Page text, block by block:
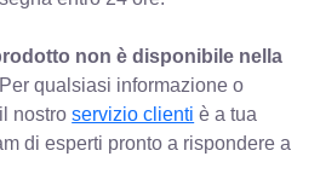
non è disponibile nella
Per qualsiasi informazione o
nostroservizio clienti è a tua
di esperti pronto a rispondere a